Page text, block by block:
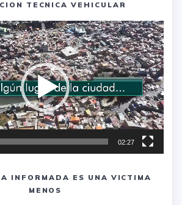
TECNICA VEHICULAR
Reproductor
de
vídeo
02:27
INFORMADA ES UNA VICTIMA
MENOS